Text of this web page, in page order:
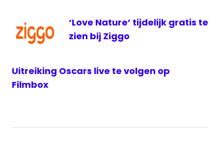
‘Love Nature’ tijdelijk gratis te
zien bij Ziggo
Uitreiking Oscars live te volgen op
Filmbox